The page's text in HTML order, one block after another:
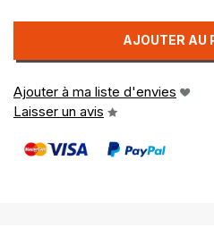
AJOUTER AU
Ajouter à ma liste d'envies
Laisser un avis